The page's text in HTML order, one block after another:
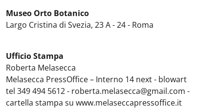
Museo Orto Botanico
Largo Cristina di Svezia, 23 A - 24 - Roma
Ufficio Stampa
Roberta Melasecca
Melasecca PressOffice – Interno 14 next - blowart
tel 349 494 5612 - roberta.melasecca@gmail.com -
cartella stampa su www.melaseccapressoffice.it